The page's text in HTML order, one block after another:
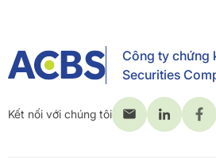
Công ty chứng
Securities
Kết nối với chúng tôi